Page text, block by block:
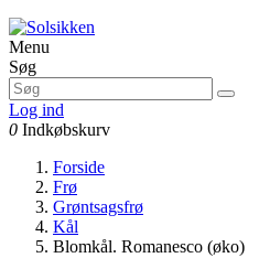
Menu
Søg
Log ind
0 Indkøbskurv
Forside
Frø
Grøntsagsfrø
Kål
Blomkål. Romanesco (øko)